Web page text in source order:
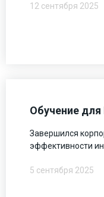
12 сентября 2025
Обучение
Завершился
эффективности
5 сентября 2025